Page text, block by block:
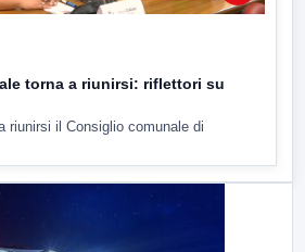
torna a riunirsi: riflettori su
riunirsi il Consiglio comunale di